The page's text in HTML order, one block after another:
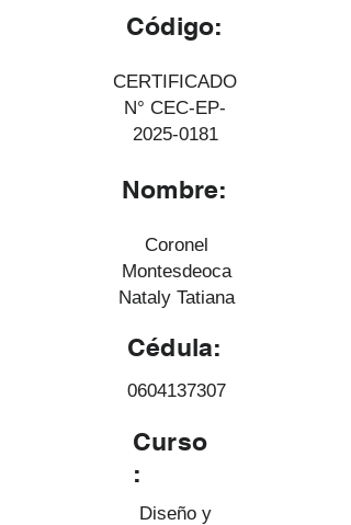
Código:
CERTIFICADO
N° CEC-EP-
2025-0181
Nombre:
Coronel
Montesdeoca
Nataly Tatiana
Cédula:
0604137307
Curso
:
Diseño y